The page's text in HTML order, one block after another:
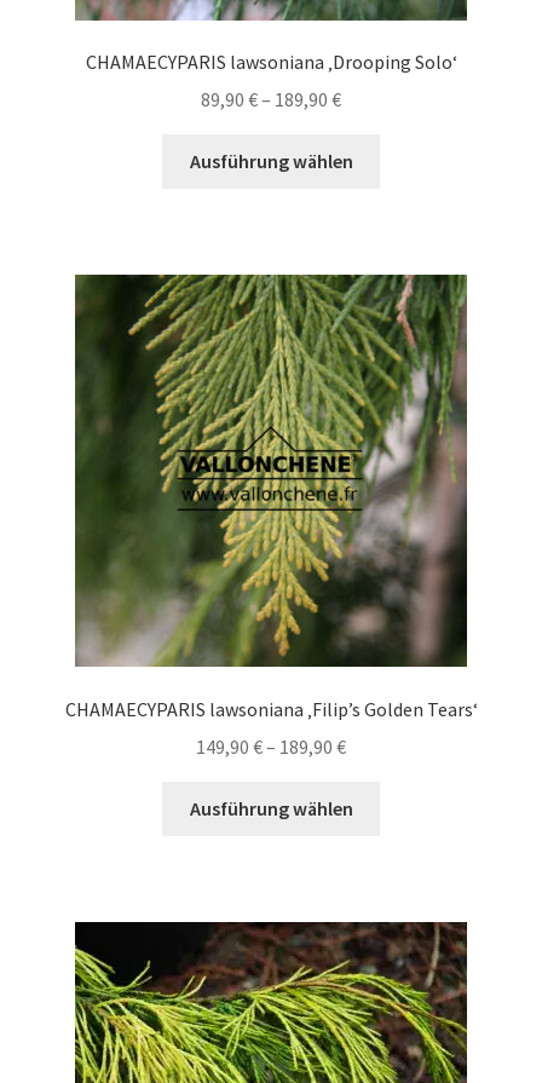
CHAMAECYPARIS lawsoniana ‚Drooping Solo‘
89,90 €– 189,90 €Preisspanne:
bis
Ausführung wählen
Varianten
auf.
Die
Optionen
können
auf
der
Produktseite
gewählt
werden
CHAMAECYPARIS lawsoniana ‚Filip’s Golden Tears‘
149,90 €– 189,90 €Preisspanne:
bis
Ausführung wählen
auf.
Die
Optionen
können
auf